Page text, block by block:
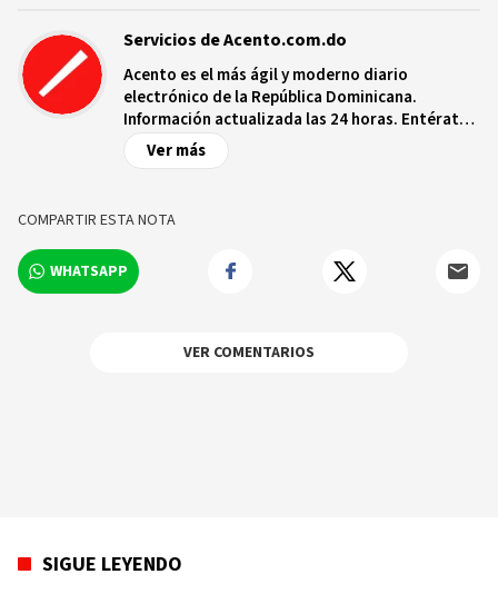
Servicios de Acento.com.do
Acento es el más ágil y moderno diario
electrónico de la República Dominicana.
Información actualizada las 24 horas. Entérate
de las noticias y sucesos más importantes a
nivel nacional e internacional, videos y fotos
Ver más
COMPARTIR ESTA NOTA
WHATSAPP
VER COMENTARIOS
SIGUE LEYENDO